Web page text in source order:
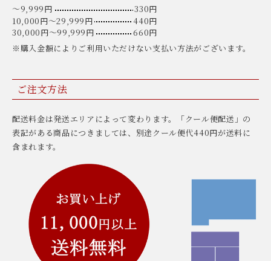
〜9,999円
330円
10,000円〜29,999円
440円
30,000円〜99,999円
660円
※購入金額によりご利用いただけない支払い方法がございます。
ご注文方法
配送料金は発送エリアによって変わります。「クール便配送」の
表記がある商品につきましては、別途クール便代440円が送料に
含まれます。